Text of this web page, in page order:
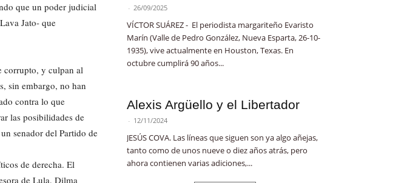
que un poder judicial
Jato- que
corrupto, y culpan al
sin embargo, no han
contra lo que
las posibilidades de
senador del Partido de
de derecha. El
de Lula, Dilma
- 26/09/2025
VÍCTOR SUÁREZ - El periodista margariteño Evaristo
Marín (Valle de Pedro González, Nueva Esparta, 26-10-
1935), vive actualmente en Houston, Texas. En
octubre cumplirá 90 años...
Alexis Argüello y el Libertador
- 12/11/2024
JESÚS COVA. Las líneas que siguen son ya algo añejas,
tanto como de unos nueve o diez años atrás, pero
ahora contienen varias adiciones,...